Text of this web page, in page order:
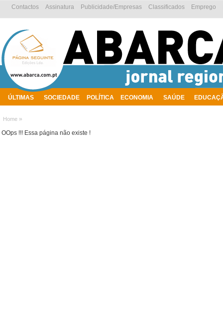
ÚLTIMAS SOCIEDADE POLÍTICA ECONOMIA SAÚDE
Emprego
Classificados
Publicidade/Empresas
Assinatura
Contactos
Home »
OOps !!! Essa página não existe !